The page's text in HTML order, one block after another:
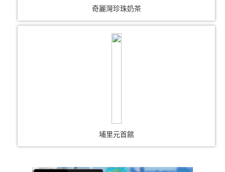
奇麗灣珍珠奶茶
埔里元首館